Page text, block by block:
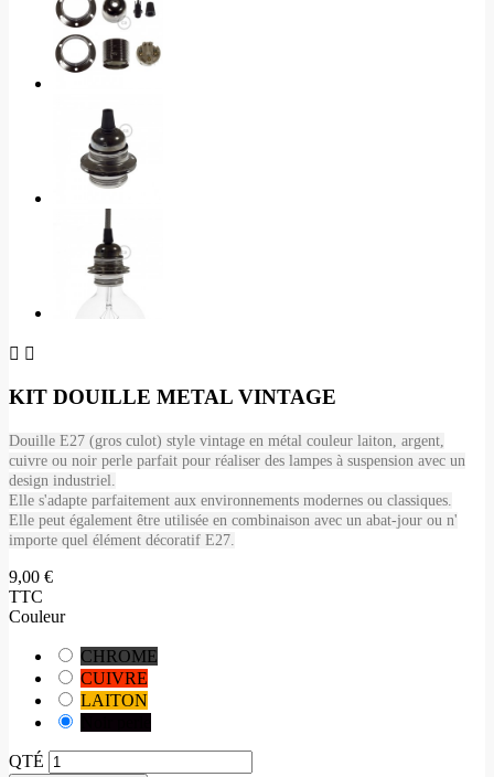
 
KIT DOUILLE METAL VINTAGE
Douille E27 (gros culot) style vintage en métal couleur laiton, argent,
cuivre ou noir perle parfait pour réaliser des lampes à suspension avec un
design industriel.
Elle s'adapte parfaitement aux environnements modernes ou classiques.
Elle peut également être utilisée en combinaison avec un abat-jour ou n'
importe quel élément décoratif E27.
9,00 €
TTC
Couleur
CHROME
CUIVRE
LAITON
QTÉ